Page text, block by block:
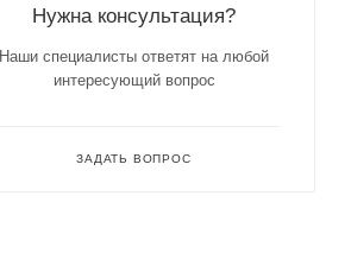
Нужна консультация?
Наши специалисты ответят на любой
интересующий вопрос
ЗАДАТЬ ВОПРОС